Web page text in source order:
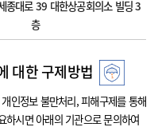
종대로 39 대한상공회의소 빌딩 3
층
대한 구제방법
인정보 불만처리, 피해구제를 통해
하시면 아래의 기관으로 문의하여